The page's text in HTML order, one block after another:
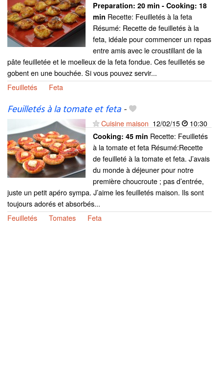
Preparation: 20 min - Cooking: 18
min Recette: Feuilletés à la feta
Résumé: Recette de feuilletés à la
feta, idéale pour commencer un repas
entre amis avec le croustillant de la
pâte feuilletée et le moelleux de la feta fondue. Ces feuilletés se
gobent en une bouchée. Si vous pouvez servir...
Feuilletés
Feta
Feuilletés à la tomate et feta-
Cuisine maison 12/02/15 10:30
Cooking: 45 min Recette: Feuilletés
à la tomate et feta Résumé:Recette
de feuilleté à la tomate et feta. J’avais
du monde à déjeuner pour notre
première choucroute ; pas d’entrée,
juste un petit apéro sympa. J’aime les feuilletés maison. Ils sont
toujours adorés et absorbés...
Feuilletés
Tomates Feta